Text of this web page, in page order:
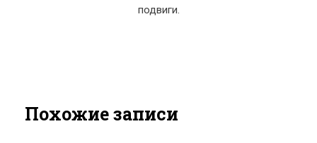
подвиги.
Похожие записи